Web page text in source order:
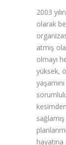
2003
olarak
atmış
olmayı
yüksek,